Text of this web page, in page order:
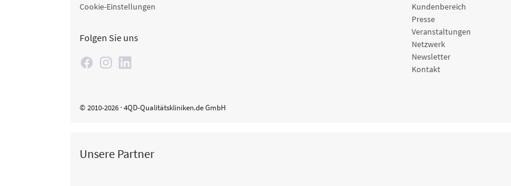
Cookie-Einstellungen
Folgen Sie uns
Kundenbereich
Presse
Veranstaltungen
Netzwerk
Newsletter
Kontakt
© 2010-2026 · 4QD-Qualitätskliniken.de GmbH
Unsere Partner